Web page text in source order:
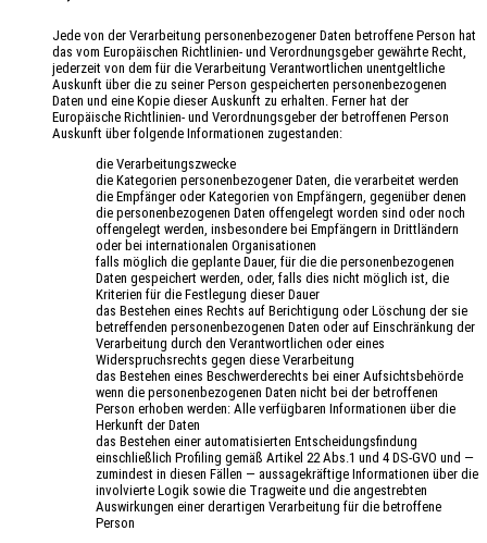
Jede von der Verarbeitung personenbezogener Daten betroffene Person hat
das vom Europäischen Richtlinien- und Verordnungsgeber gewährte Recht,
jederzeit von dem für die Verarbeitung Verantwortlichen unentgeltliche
Auskunft über die zu seiner Person gespeicherten personenbezogenen
Daten und eine Kopie dieser Auskunft zu erhalten. Ferner hat der
Europäische Richtlinien- und Verordnungsgeber der betroffenen Person
Auskunft über folgende Informationen zugestanden:
die Verarbeitungszwecke
die Kategorien personenbezogener Daten, die verarbeitet werden
die Empfänger oder Kategorien von Empfängern, gegenüber denen
die personenbezogenen Daten offengelegt worden sind oder noch
offengelegt werden, insbesondere bei Empfängern in Drittländern
oder bei internationalen Organisationen
falls möglich die geplante Dauer, für die die personenbezogenen
Daten gespeichert werden, oder, falls dies nicht möglich ist, die
Kriterien für die Festlegung dieser Dauer
das Bestehen eines Rechts auf Berichtigung oder Löschung der sie
betreffenden personenbezogenen Daten oder auf Einschränkung der
Verarbeitung durch den Verantwortlichen oder eines
Widerspruchsrechts gegen diese Verarbeitung
das Bestehen eines Beschwerderechts bei einer Aufsichtsbehörde
wenn die personenbezogenen Daten nicht bei der betroffenen
Person erhoben werden: Alle verfügbaren Informationen über die
Herkunft der Daten
das Bestehen einer automatisierten Entscheidungsfindung
einschließlich Profiling gemäß Artikel 22 Abs.1 und 4 DS-GVO und —
zumindest in diesen Fällen — aussagekräftige Informationen über die
involvierte Logik sowie die Tragweite und die angestrebten
Auswirkungen einer derartigen Verarbeitung für die betroffene
Person